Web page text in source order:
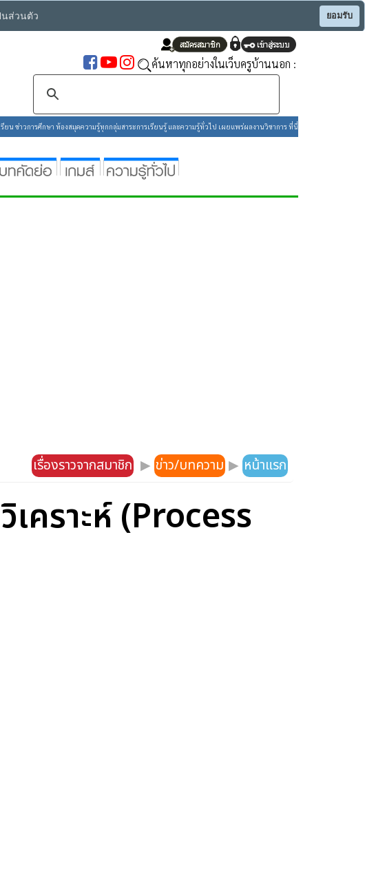
นส่วนตัว ยอมรับ
ค้นหาทุกอย่างในเว็บครูบ้านนอก :
น ข่าวการศึกษา ห้องสมุดความรู้ทุกกลุ่มสาระการเรียนรู้ และความรู้ทั่วไป เผยแพร่ผลงานวิชาการ ที่นี่
เรื่องราวจากสมาชิก ▶ ข่าว/บทความ ▶ หน้าแรก
คราะห์ (Process